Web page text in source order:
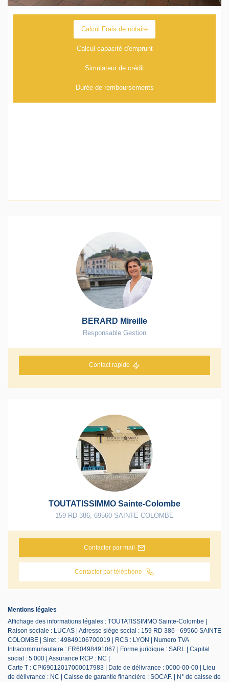
Calcul Frais de notaire
Calcul capacité d'emprunt
Simulateur de crédit
Durée de remboursements
BERARD Mireille
Responsable Gestion
Contact rapide
TOUTATISSIMMO Sainte-Colombe
159 RD 386 69560 SAINTE COLOMBE
Contacter par mail
Contacter par téléphone
Mentions légales
Affichage des informations légales : TOUTATISSIMMO Sainte-Colombe |
Raison sociale : LUCAS | Adresse siège social : 159 RD 386 - 69560 SAINTE
COLOMBE | Siret : 49849106700019 | RCS : LYON | Numero TVA
Intracommunautaire : FR60498491067 | Forme juridique : SARL | Capital
social : 5 000 | Assurance RCP : NC |
Carte T : CPI69012017000017983 | Date de délivrance : 0000-00-00 | Lieu
de délivrance : NC | Caisse de garantie financière : SOCAF. | N° de caisse de